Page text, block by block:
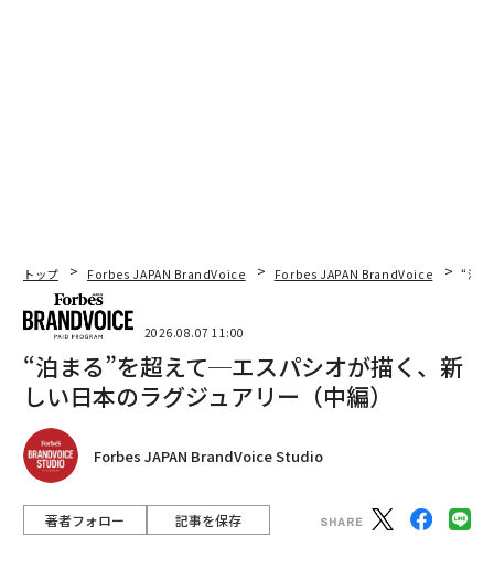
トップ Forbes JAPAN BrandVoice Forbes JAPAN BrandVoice “泊
2026.08.07 11:00
“泊まる”を超えて─エスパシオが描く、新
しい日本のラグジュアリー（中編）
Forbes JAPAN BrandVoice Studio
著者フォロー 記事を保存